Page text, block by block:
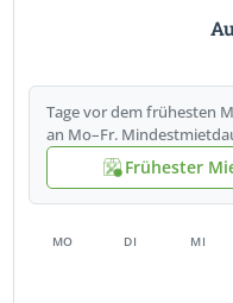
Tage vor dem frühesten
an Mo–Fr.
Frühester
MO DI MI